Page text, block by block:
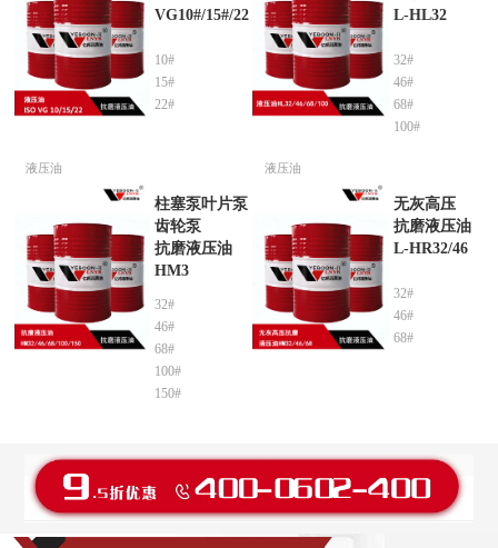
VG10#/15#/22
10#
15#
22#
L-HL32
32#
46#
68#
100#
液压油
柱塞泵叶片泵
齿轮泵
抗磨液压油
HM3
32#
46#
68#
100#
150#
液压油
无灰高压
抗磨液压油
L-HR32/46
32#
46#
68#